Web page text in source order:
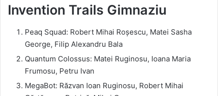
Invention Trails Gimnaziu
Peaq Squad: Robert Mihai Roșescu, Matei Sasha
George, Filip Alexandru Bala
Quantum Colossus: Matei Ruginosu, Ioana Maria
Frumosu, Petru Ivan
MegaBot: Răzvan Ioan Ruginosu, Robert Mihai